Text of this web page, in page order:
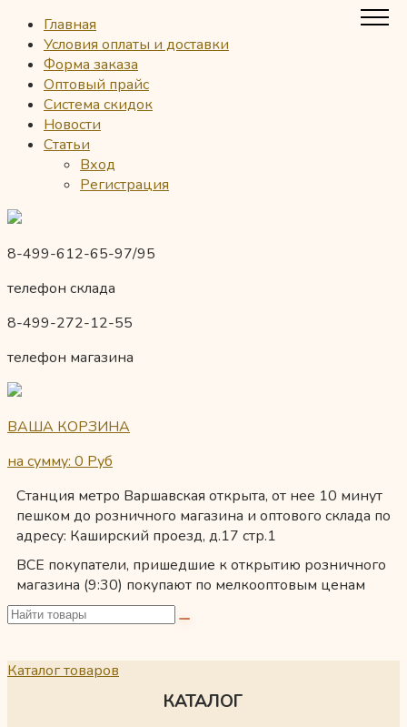
Главная
Условия оплаты и доставки
Форма заказа
Оптовый прайс
Система скидок
Новости
Статьи
Вход
Регистрация
8-499-612-65-97/95
телефон склада
8-499-272-12-55
телефон магазина
ВАША КОРЗИНА
на сумму: 0 Руб
Станция метро Варшавская открыта, от нее 10 минут
пешком до розничного магазина и оптового склада по
адресу: Каширский проезд, д.17 стр.1
ВСЕ покупатели, пришедшие к открытию розничного
магазина (9:30) покупают по мелкооптовым ценам
Каталог товаров
КАТАЛОГ